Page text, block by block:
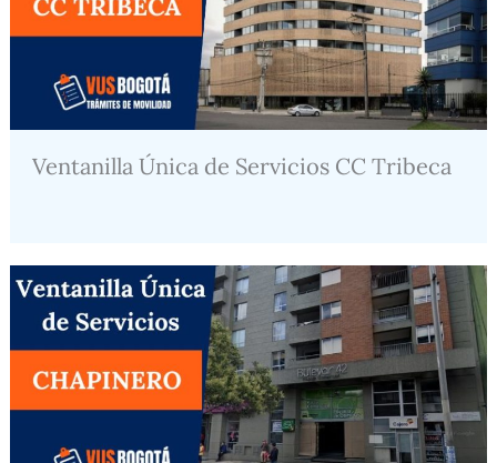
Ventanilla Única de Servicios CC Tribeca